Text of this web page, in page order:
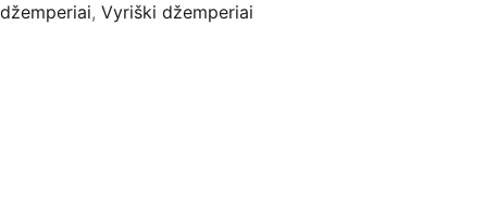
, Vyriški džemperiai